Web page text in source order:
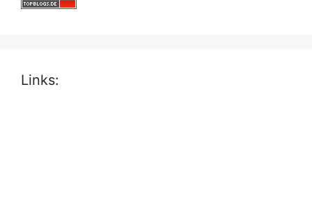
Links: